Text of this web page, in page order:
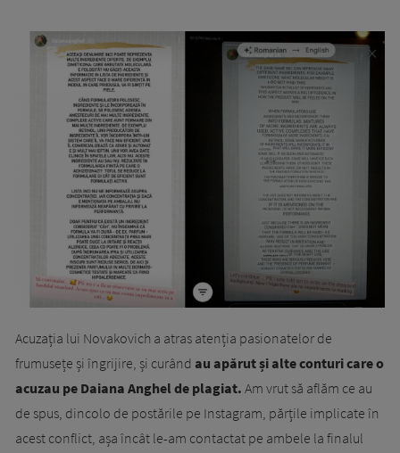
Acuzația lui Novakovich a atras atenția pasionatelor de
frumusețe și îngrijire, și curând au apărut și alte conturi care o
acuzau pe Daiana Anghel de plagiat. Am vrut să aflăm ce au
de spus, dincolo de postările pe Instagram, părțile implicate în
acest conflict, așa încât le-am contactat pe ambele la finalul